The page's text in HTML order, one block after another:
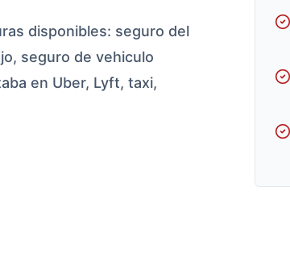
disponibles: seguro del
seguro de vehiculo
en Uber, Lyft, taxi,